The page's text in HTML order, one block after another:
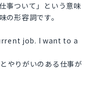
ついて」という意味
形容詞です。
job. I want to a
やりがいのある仕事が